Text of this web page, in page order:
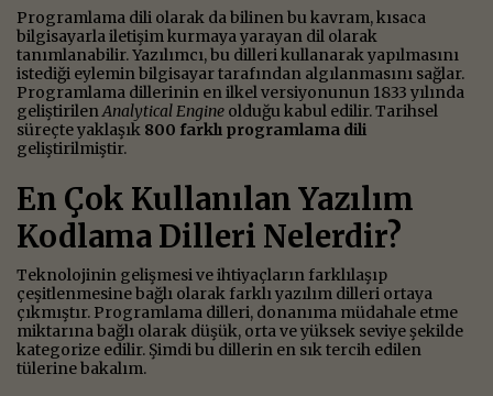
Programlama dili olarak da bilinen bu kavram, kısaca
bilgisayarla iletişim kurmaya yarayan dil olarak
tanımlanabilir. Yazılımcı, bu dilleri kullanarak yapılmasını
istediği eylemin bilgisayar tarafından algılanmasını sağlar.
Programlama dillerinin en ilkel versiyonunun 1833 yılında
geliştirilenAnalytical Engine olduğu kabul edilir. Tarihsel
süreçte yaklaşık 800 farklı programlama dili
geliştirilmiştir.
En Çok Kullanılan Yazılım
Kodlama Dilleri Nelerdir?
Teknolojinin gelişmesi ve ihtiyaçların farklılaşıp
çeşitlenmesine bağlı olarak farklı yazılım dilleri ortaya
çıkmıştır. Programlama dilleri, donanıma müdahale etme
miktarına bağlı olarak düşük, orta ve yüksek seviye şekilde
kategorize edilir. Şimdi bu dillerin en sık tercih edilen
tülerine bakalım.